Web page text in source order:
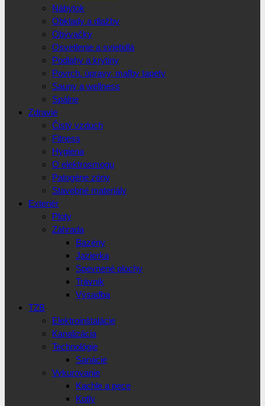
Nábytok
Obklady a dlažby
Obývačky
Osvetlenie a svietidlá
Podlahy a krytiny
Povrch. úpravy, maľby tapety
Sauny a wellness
Spálne
Zdravie
Čistý vzduch
Fitness
Hygiena
O elektrosmogu
Patogéne zóny
Stavebné materiály
Exteriér
Ploty
Záhrada
Bazény
Jazierka
Spevnené plochy
Trávnik
Výsadba
TZB
Elektroinštalácie
Kanalizácia
Technológie
Sanácie
Vykurovanie
Kachle a pece
Kotly